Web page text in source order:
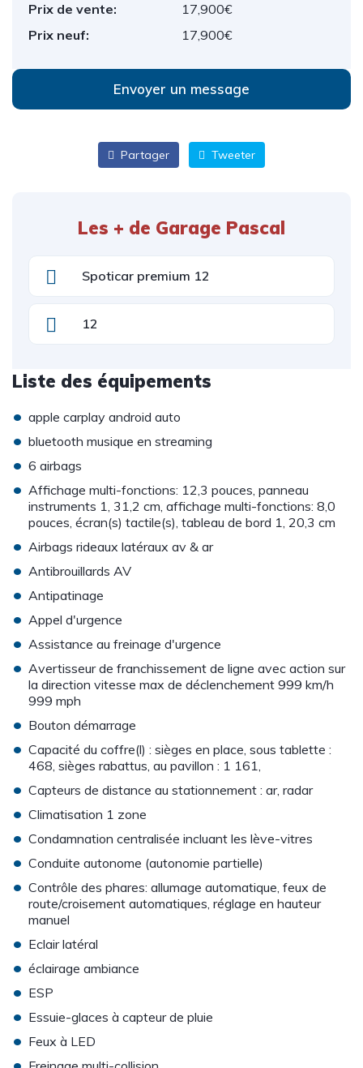
Prix de vente:
17,900€
Prix neuf:
17,900€
Envoyer un message
Partager Tweeter
Les + de Garage Pascal
Spoticar premium 12
12
Liste des équipements
• apple carplay android auto
• bluetooth musique en streaming
• 6 airbags
• Affichage multi-fonctions: 12,3 pouces, panneau
instruments 1, 31,2 cm, affichage multi-fonctions: 8,0
pouces, écran(s) tactile(s), tableau de bord 1, 20,3 cm
• Airbags rideaux latéraux av & ar
• Antibrouillards AV
• Antipatinage
• Appel d'urgence
• Assistance au freinage d'urgence
• Avertisseur de franchissement de ligne avec action sur
la direction vitesse max de déclenchement 999 km/h
999 mph
• Bouton démarrage
• Capacité du coffre(l) : sièges en place, sous tablette :
468, sièges rabattus, au pavillon : 1 161,
• Capteurs de distance au stationnement : ar, radar
• Climatisation 1 zone
• Condamnation centralisée incluant les lève-vitres
• Conduite autonome (autonomie partielle)
• Contrôle des phares: allumage automatique, feux de
route/croisement automatiques, réglage en hauteur
manuel
• Eclair latéral
• éclairage ambiance
• ESP
• Essuie-glaces à capteur de pluie
• Feux à LED